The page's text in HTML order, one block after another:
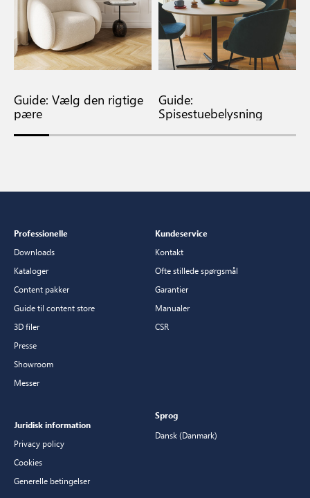
Guide: Vælg den rigtige
pære
Guide:
Spisestuebelysning
Professionelle
Downloads
Kataloger
Content pakker
Guide til content store
3D filer
Presse
Showroom
Messer
Kundeservice
Kontakt
Ofte stillede spørgsmål
Garantier
Manualer
CSR
Juridisk information
Privacy policy
Cookies
Generelle betingelser
Sprog
Dansk (Danmark)